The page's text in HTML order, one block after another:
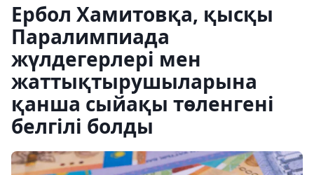
Ербол Хамитовқа, қысқы
Паралимпиада
жүлдегерлері мен
жаттықтырушыларына
қанша сыйақы төленгені
белгілі болды